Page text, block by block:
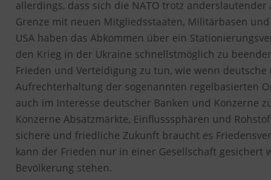
allerdings, dass sich die NATO trotz
Grenze mit neuen Mitgliedsstaaten, Militärbasen
USA haben das Abkommen über ein
den Krieg in der Ukraine schnellstmöglich zu
Frieden und Verteidigung zu tun, wie wenn
Aufrechterhaltung der sogenannten regelbasierten
auch im Interesse deutscher Banken und Konzerne
Konzerne Absatzmärkte, Einflusssphären und
sichere und friedliche Zukunft braucht es
kann der Frieden nur in einer Gesellschaft
Bevölkerung stehen.